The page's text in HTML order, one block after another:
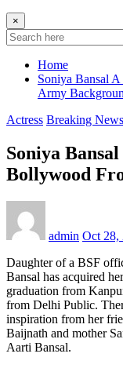
×
Home
Soniya Bansal
Army
Actress Breaking News
Soniya
Bollywood
admin Oct 28,
Daughter of a BSF
Bansal has acquired
graduation from
from Delhi Public.
inspiration from her
Baijnath and mother
Aarti Bansal.